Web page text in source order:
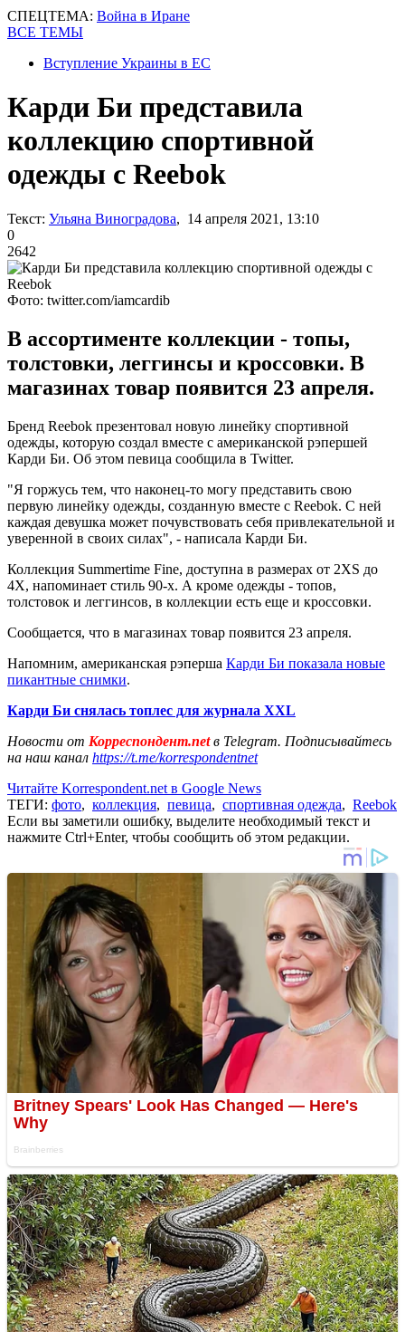
СПЕЦТЕМА: Война в Иране
ВСЕ ТЕМЫ
Вступление Украины в ЕС
Карди Би представила
коллекцию спортивной
одежды с Reebok
Текст: Ульяна Виноградова, 14 апреля 2021, 13:10
0
2642
Фото: twitter.com/iamcardib
В ассортименте коллекции - топы,
толстовки, леггинсы и кроссовки. В
магазинах товар появится 23 апреля.
Бренд Reebok презентовал новую линейку спортивной
одежды, которую создал вместе с американской рэпершей
Карди Би. Об этом певица сообщила в Twitter.
"Я горжусь тем, что наконец-то могу представить свою
первую линейку одежды, созданную вместе с Reebok. С ней
каждая девушка может почувствовать себя привлекательной и
уверенной в своих силах", - написала Карди Би.
Коллекция Summertime Fine, доступна в размерах от 2XS до
4X, напоминает стиль 90-х. А кроме одежды - топов,
толстовок и леггинсов, в коллекции есть еще и кроссовки.
Сообщается, что в магазинах товар появится 23 апреля.
Напомним, американская рэперша Карди Би показала новые
пикантные снимки.
Карди Би снялась топлес для журнала ХХL
Новости от Корреспондент.netв Telegram. Подписывайтесь
на наш канал https://t.me/korrespondentnet
Читайте Korrespondent.net в Google News
ТЕГИ: фото, коллекция, певица, спортивная одежда, Reebok
Если вы заметили ошибку, выделите необходимый текст и
нажмите Ctrl+Enter, чтобы сообщить об этом редакции.